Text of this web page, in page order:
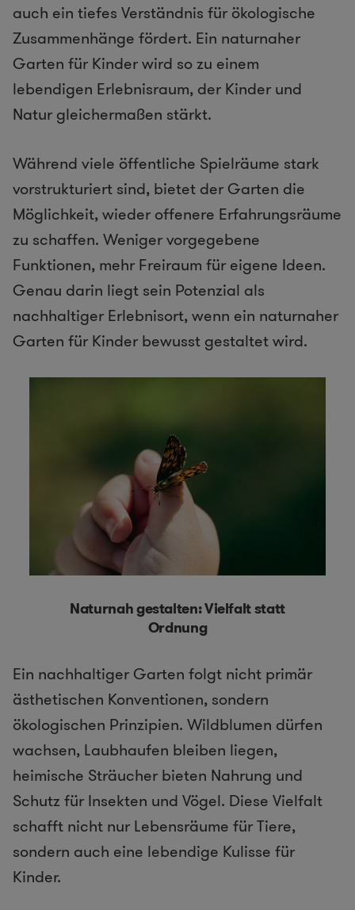
auch ein tiefes Verständnis für ökologische
Zusammenhänge fördert. Ein naturnaher
Garten für Kinder wird so zu einem
lebendigen Erlebnisraum, der Kinder und
Natur gleichermaßen stärkt.
Während viele öffentliche Spielräume stark
vorstrukturiert sind, bietet der Garten die
Möglichkeit, wieder offenere Erfahrungsräume
zu schaffen. Weniger vorgegebene
Funktionen, mehr Freiraum für eigene Ideen.
Genau darin liegt sein Potenzial als
nachhaltiger Erlebnisort, wenn ein naturnaher
Garten für Kinder bewusst gestaltet wird.
Naturnah gestalten: Vielfalt statt
Ordnung
Ein nachhaltiger Garten folgt nicht primär
ästhetischen Konventionen, sondern
ökologischen Prinzipien. Wildblumen dürfen
wachsen, Laubhaufen bleiben liegen,
heimische Sträucher bieten Nahrung und
Schutz für Insekten und Vögel. Diese Vielfalt
schafft nicht nur Lebensräume für Tiere,
sondern auch eine lebendige Kulisse für
Kinder.